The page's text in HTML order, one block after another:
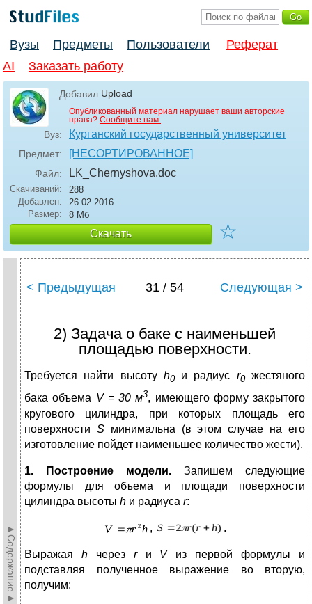
Вузы Предметы Пользователи
Реферат
AI
Заказать работу
Добавил:Upload
Опубликованный материал нарушает ваши авторские
права? Сообщите нам.
Вуз: Курганский государственный университет
Предмет: [НЕСОРТИРОВАННОЕ]
Файл: LK_Chernyshova.doc
Скачиваний:
288
Добавлен:
26.02.2016
Размер:
8 Мб
Скачать ☆
►Содержание►
< Предыдущая 31 / 54 Следующая >
2) Задача о баке с наименьшей
площадью поверхности.
Требуется найти высоту h0и радиус r0жестяного
бака объема V= 30 м3, имеющего форму закрытого
кругового цилиндра, при которых площадь его
поверхности Sминимальна (в этом случае на его
изготовление пойдет наименьшее количество жести).
1. Построение модели. Запишем следующие
формулы для объема и площади поверхности
цилиндра высоты h и радиуса r:
, .
Выражая hчерез rи Vиз первой формулы и
подставляя полученное выражение во вторую,
получим: